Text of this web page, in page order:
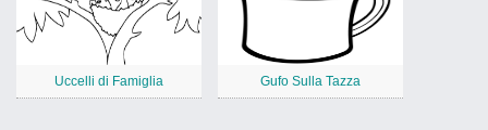
Uccelli di Famiglia Gufo Sulla Tazza